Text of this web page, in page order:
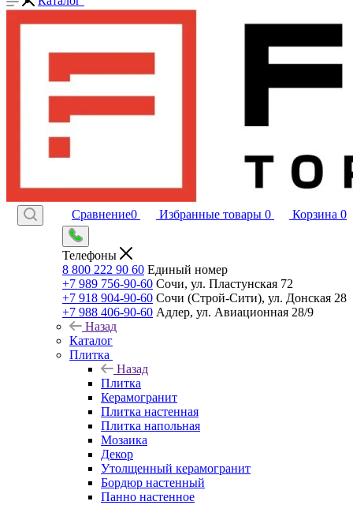
Сравнение0 Избранные товары 0 Корзина 0
Телефоны
8 800 222 90 60 Единый номер
+7 989 756-90-60 Сочи, ул. Пластунская 72
+7 918 904-90-60 Сочи (Строй-Сити), ул. Донская 28
+7 988 406-90-60 Адлер, ул. Авиационная 28/9
Назад
Каталог
Плитка
Назад
Плитка
Керамогранит
Плитка настенная
Плитка напольная
Мозаика
Декор
Утолщенный керамогранит
Бордюр настенный
Панно настенное